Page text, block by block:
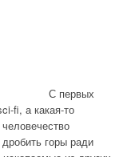
С первых
fi, а какая-то
горы ради